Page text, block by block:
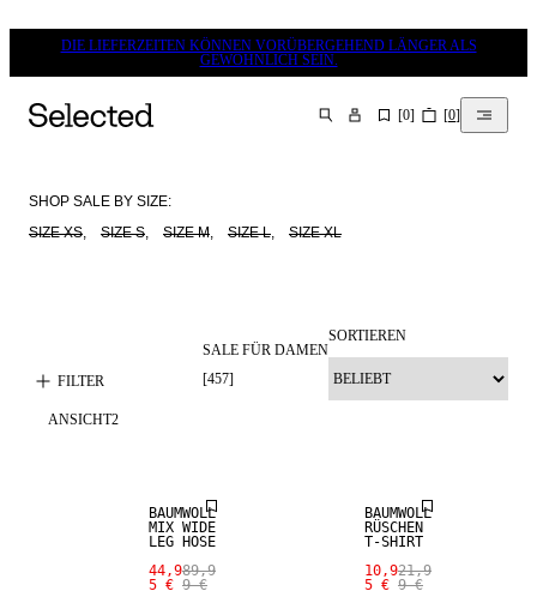
DIE LIEFERZEITEN KÖNNEN VORÜBERGEHEND LÄNGER ALS
GEWÖHNLICH SEIN.
SUCHEN [0] [0]
SHOP SALE BY SIZE:
SIZE XS, SIZE S, SIZE M, SIZE L, SIZE XL
FILTER
SALE FÜR DAMEN
[457]
SORTIEREN
ANSICHT2
BAUMWOLL
MIX WIDE
LEG HOSE
44,9
5 €
89,9
9 €
BAUMWOLL
RÜSCHEN
T-SHIRT
10,9
5 €
21,9
9 €